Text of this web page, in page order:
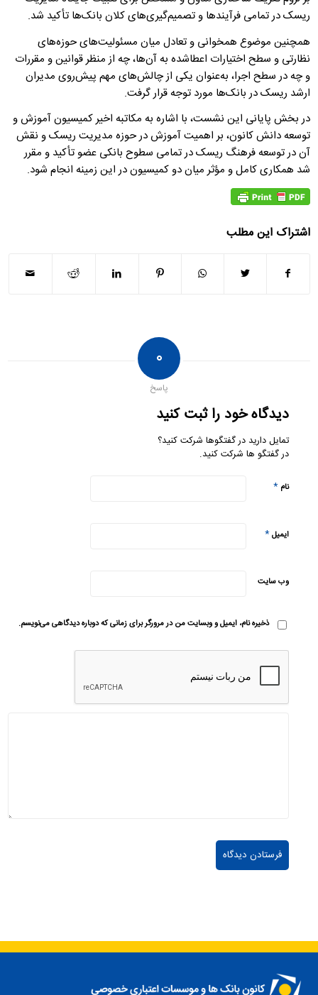
ریسک در تمامی فرآیندها و تصمیم‌گیری‌های کلان بانک‌ها تأکید شد.
همچنین موضوع همخوانی و تعادل میان مسئولیت‌های حوزه‌های
نظارتی و سطح اختیارات اعطاشده به آن‌ها، چه از منظر قوانین و مقررات
و چه در سطح اجرا، به‌عنوان یکی از چالش‌های مهم پیش‌روی مدیران
ارشد ریسک در بانک‌ها مورد توجه قرار گرفت.
در بخش پایانی این نشست، با اشاره به مکاتبه اخیر کمیسیون آموزش و
توسعه دانش کانون، بر اهمیت آموزش در حوزه مدیریت ریسک و نقش
آن در توسعه فرهنگ ریسک در تمامی سطوح بانکی عضو تأکید و مقرر
شد همکاری کامل و مؤثر میان دو کمیسیون در این زمینه انجام شود.
اشتراک این مطلب
۰
پاسخ
دیدگاه خود را ثبت کنید
تمایل دارید در گفتگوها شرکت کنید؟
در گفتگو ها شرکت کنید.
نام*
ایمیل*
وب‌ سایت
ذخیره نام، ایمیل و وبسایت من در مرورگر برای زمانی که دوباره دیدگاهی می‌نویسم.